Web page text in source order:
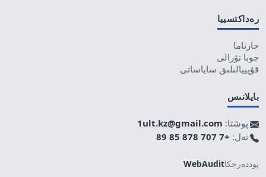
رەداكتسييا
جارناما
جوبا تۋرالى
قۇپييالىلىق ساياساتى
بايلانىس
پوشتا: 1ult.kz@gmail.com
تەل: +7 707 878 85 89
پوددەرجكاWebAudit